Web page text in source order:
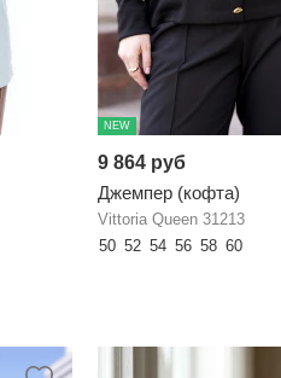
NEW
9 864 руб
Джемпер (кофта)
Vittoria Queen 31213
50 52 54 56 58 60